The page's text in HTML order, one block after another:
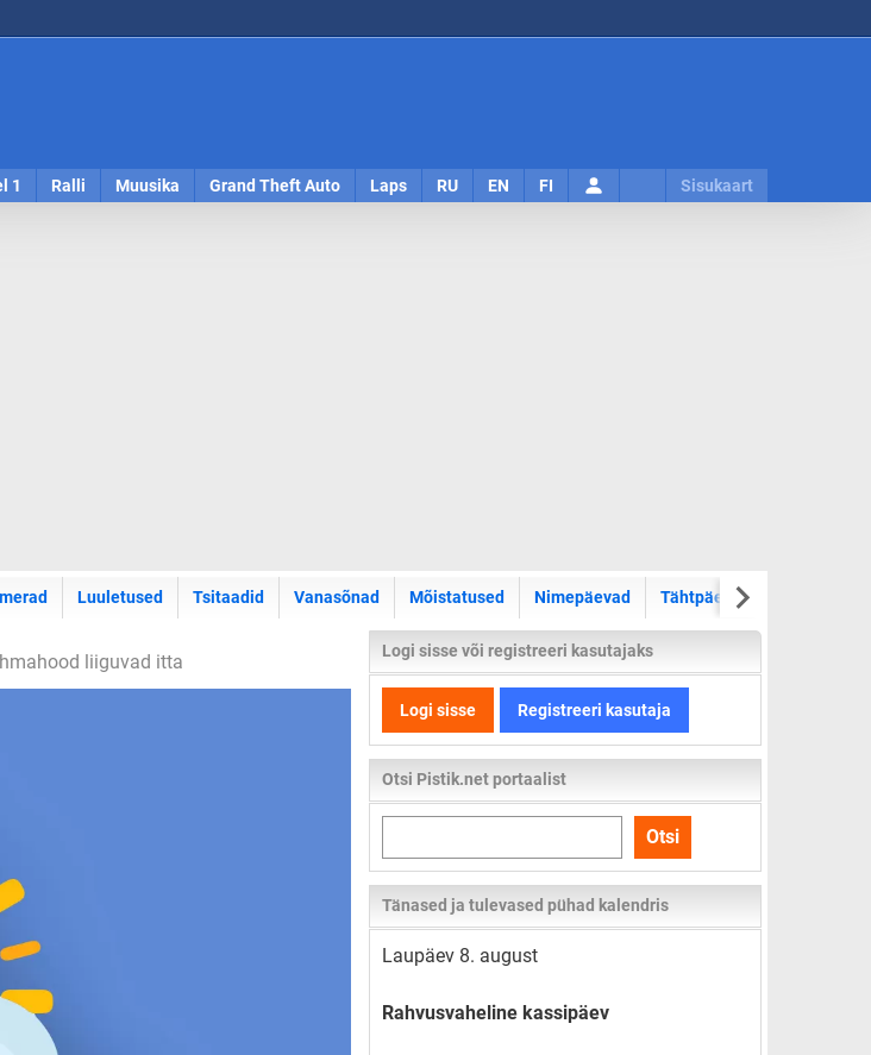
1 Ralli Muusika Grand Theft Auto Laps RU EN FI Sisukaart
Luuletused Tsitaadid Vanasõnad Mõistatused Nimepäevad Tähtpäevad
liiguvad itta Logi sisse või registreeri kasutajaks
Logi sisse Registreeri kasutaja
Otsi Pistik.net portaalist
kogu
lehelt
Otsi
Tänased ja tulevased pühad kalendris
Laupäev 8. august
Rahvusvaheline kassipäev